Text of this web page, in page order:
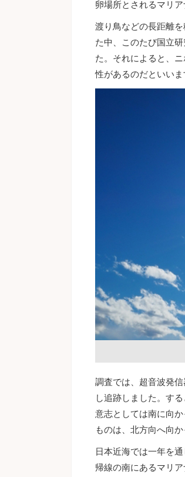
卵場所とされるマリ
渡り鳥などの長距離
た中、このたび国立
た。それによると、
性があるのだといいま
調査では、超音波発
し追跡しました。す
意志としては南に向
ものは、北方向へ向か
日本近海では一年を
帰線の南にあるマリ